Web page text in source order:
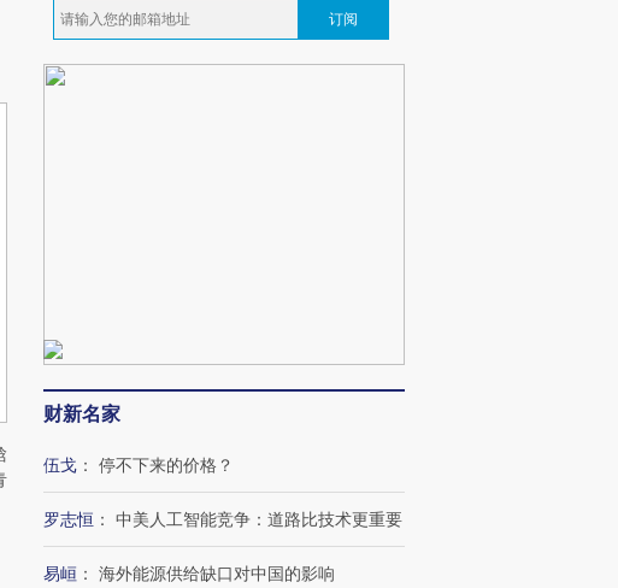
订阅
财新名家
伍戈 ： 停不下来的价格？
罗志恒 ： 中美人工智能竞争：道路比技术更重要
易峘 ： 海外能源供给缺口对中国的影响